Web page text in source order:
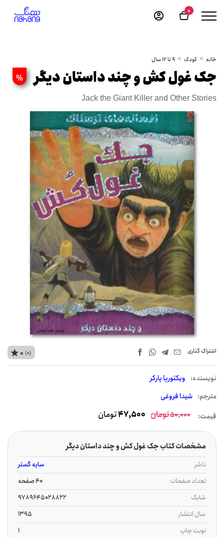
0
خانه کودک 9 تا 12 سال
% جک غول کش و چند داستان دیگر
Jack the Giant Killer and Other Stories
اشتراک‌ گذاری
نويسنده: ویکتوریا پارکر
مترجم: شیدا فروغی
0 (0)
قیمت: 50,000تومان 47,500تومان
مشخصات کتاب جک غول کش و چند داستان دیگر
ناشر
سایه گستر
تعداد صفحات
40 صفحه
شابک
9789645028822
سال انتشار
1395
نوبت چاپ
1